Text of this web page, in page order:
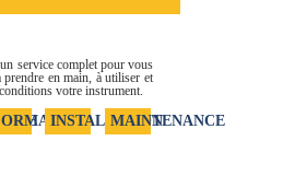
service complet pour vous
prendre en main, à utiliser et
votre instrument.
INSTALLATIONMAINTENANCE